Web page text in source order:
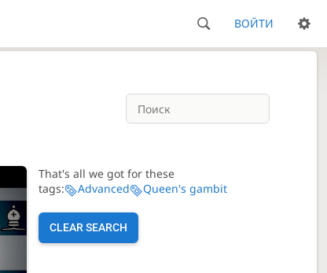
ВОЙТИ
That's all we got for these
tags:
Advanced Queen's gambit
CLEAR SEARCH